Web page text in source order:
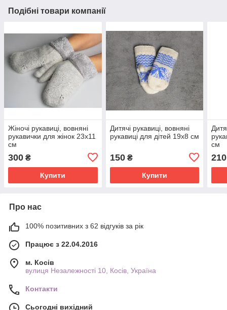
Подібні товари компанії
Жіночі рукавиці, вовняні
рукавички для жінок 23х11
см
300 ₴
Купити
Дитячі рукавиці, вовняні
рукавиці для дітей 19х8 см
150₴
Купити
см
210
Про нас
100% позитивних з 62 відгуків за рік
Працює з 22.04.2016
м. Косів
вулиця Незалежності 10, Косів, Україна
Контакти
Сьогодні вихідний